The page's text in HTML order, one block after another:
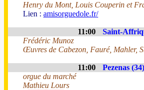
Henry du Mont, Louis Couperin et
Lien : amisorguedole.fr/
11:00
Saint-
Frédéric Munoz
Œuvres de Cabezon, Fauré, Mahler,
11:00 Pezenas
orgue du marché
Mathieu Lours